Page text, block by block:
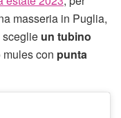
masseria in Puglia,
sceglie un tubino
con punta